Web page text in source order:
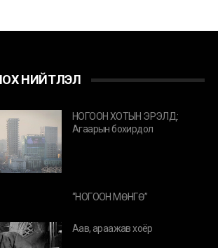
НИЙТЛЭЛ
НОГООН ХОТЫН ЭРЭЛД:
Агаарын бохирдол
“НОГООН МӨНГӨ”
Аав, араажав хоёр